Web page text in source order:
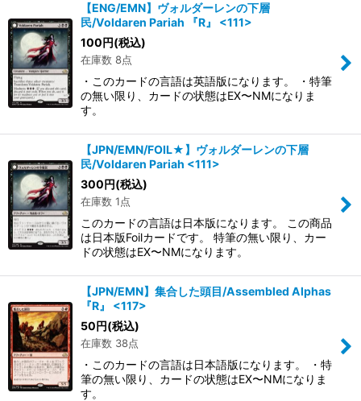
【ENG/EMN】ヴォルダーレンの下層
民/Voldaren Pariah 『R』 <111>
100円(税込)
在庫数 8点
・このカードの言語は英語版になります。 ・特筆
の無い限り、カードの状態はEX〜NMになりま
す。
【JPN/EMN/FOIL★】ヴォルダーレンの下層
民/Voldaren Pariah <111>
300円(税込)
在庫数 1点
このカードの言語は日本版になります。 この商品
は日本版Foilカードです。 特筆の無い限り、カー
ドの状態はEX〜NMになります。
【JPN/EMN】集合した頭目/Assembled Alphas
『R』 <117>
50円(税込)
在庫数 38点
・このカードの言語は日本語版になります。 ・特
筆の無い限り、カードの状態はEX〜NMになりま
す。